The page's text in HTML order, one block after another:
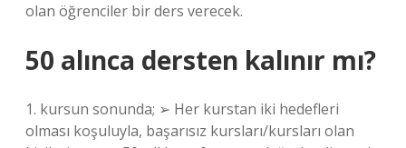
olan öğrenciler bir ders verecek.
50 alınca dersten kalınır mı?
1. kursun sonunda; ➢ Her kurstan iki hedefleri
olması koşuluyla, başarısız kursları/kursları olan